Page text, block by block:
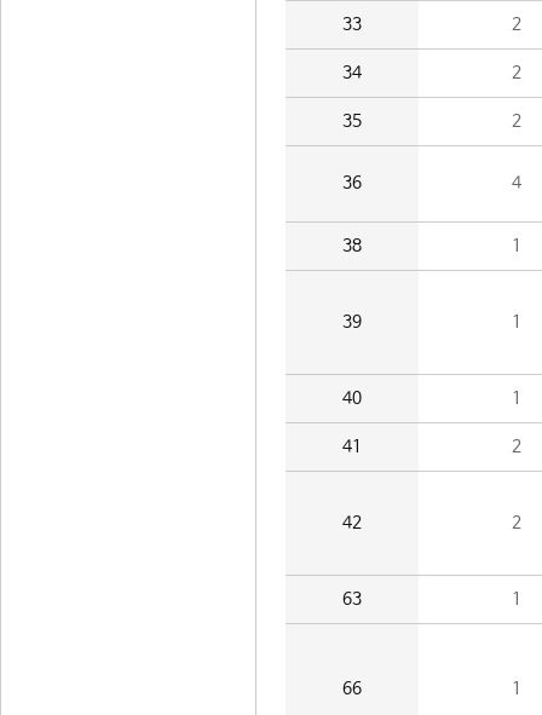
33 2
34 2
35 2
36 4
38 1
39 1
40 1
41 2
42 2
63 1
66 1